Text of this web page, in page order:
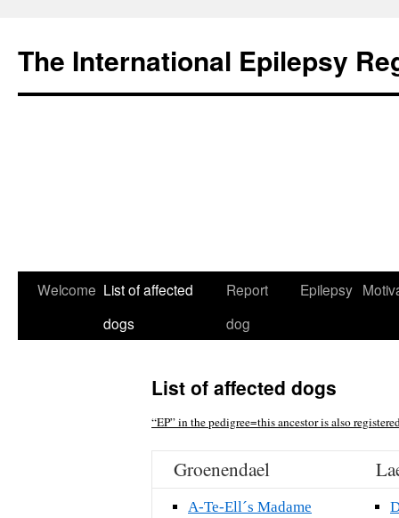
The International Epilepsy
Skip
Welcome List of affected
dogs
Report
dog
Epilepsy
List of affected dogs
“EP”in the pedigree=this ancestor is also
Groenendael
A-Te-Ell´s Madame